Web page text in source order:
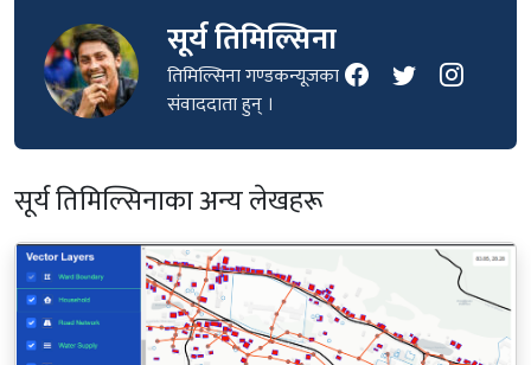
सूर्य तिमिल्सिना
तिमिल्सिना गण्डकन्यूजका
संवाददाता हुन् ।
सूर्य तिमिल्सिनाका अन्य लेखहरू